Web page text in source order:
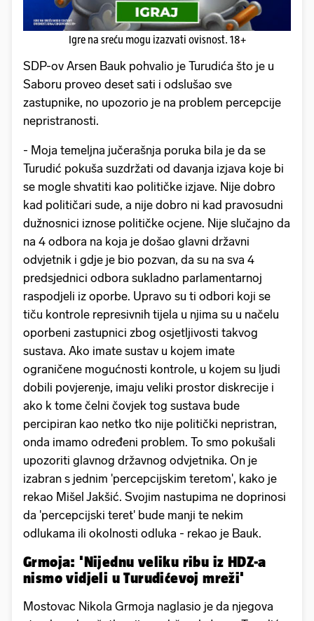
Igre na sreću mogu izazvati ovisnost. 18+
SDP-ov Arsen Bauk pohvalio je Turudića što je u
Saboru proveo deset sati i odslušao sve
zastupnike, no upozorio je na problem percepcije
nepristranosti.
- Moja temeljna jučerašnja poruka bila je da se
Turudić pokuša suzdržati od davanja izjava koje bi
se mogle shvatiti kao političke izjave. Nije dobro
kad političari sude, a nije dobro ni kad pravosudni
dužnosnici iznose političke ocjene. Nije slučajno da
na 4 odbora na koja je došao glavni državni
odvjetnik i gdje je bio pozvan, da su na sva 4
predsjednici odbora sukladno parlamentarnoj
raspodjeli iz oporbe. Upravo su ti odbori koji se
tiču kontrole represivnih tijela u njima su u načelu
oporbeni zastupnici zbog osjetljivosti takvog
sustava. Ako imate sustav u kojem imate
ograničene mogućnosti kontrole, u kojem su ljudi
dobili povjerenje, imaju veliki prostor diskrecije i
ako k tome čelni čovjek tog sustava bude
percipiran kao netko tko nije politički nepristran,
onda imamo određeni problem. To smo pokušali
upozoriti glavnog državnog odvjetnika. On je
izabran s jednim 'percepcijskim teretom', kako je
rekao Mišel Jakšić. Svojim nastupima ne doprinosi
da 'percepcijski teret' bude manji te nekim
odlukama ili okolnosti odluka - rekao je Bauk.
Grmoja: 'Nijednu veliku ribu iz HDZ-a
nismo vidjeli u Turudićevoj mreži'
Mostovac Nikola Grmoja naglasio je da njegova